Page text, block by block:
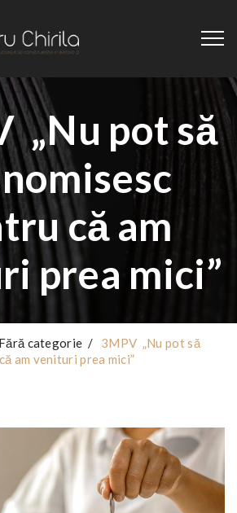
„Nu pot să
că am
prea mici”
Fără categorie /
3MPV „Nu pot să
am venituri prea mici”